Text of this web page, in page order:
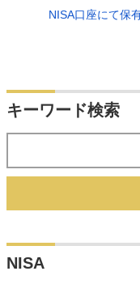
NISA口座にて保
キーワード検索
NISA